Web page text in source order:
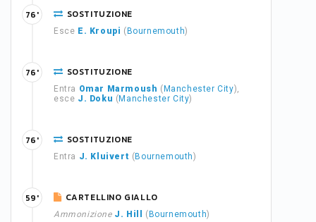
SOSTITUZIONE
Esce E. Kroupi ( Bournemouth)
76'
SOSTITUZIONE
Entra Omar Marmoush ( Manchester City),
esce J. Doku ( Manchester City)
76'
SOSTITUZIONE
Entra J. Kluivert ( Bournemouth)
76'
CARTELLINO GIALLO
Ammonizione J. Hill ( Bournemouth)
59'